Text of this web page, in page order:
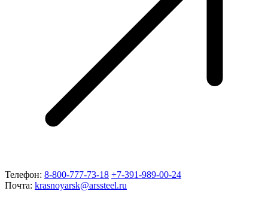
Телефон: 8-800-777-73-18 +7-391-989-00-24
Почта: krasnoyarsk@arssteel.ru